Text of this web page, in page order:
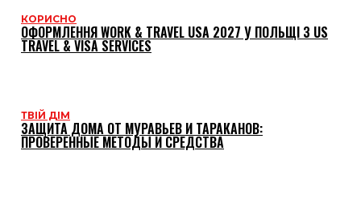
КОРИСНО
ОФОРМЛЕННЯ WORK & TRAVEL USA 2027 У ПОЛЬЩІ З US
TRAVEL & VISA SERVICES
ТВІЙ ДІМ
ЗАЩИТА ДОМА ОТ МУРАВЬЕВ И ТАРАКАНОВ:
ПРОВЕРЕННЫЕ МЕТОДЫ И СРЕДСТВА